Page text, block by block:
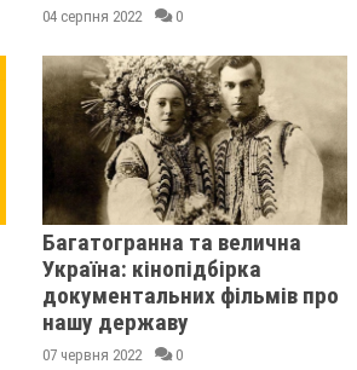
04 серпня 2022 0
Багатогранна та велична
Україна: кінопідбірка
документальних фільмів про
нашу державу
07 червня 2022 0